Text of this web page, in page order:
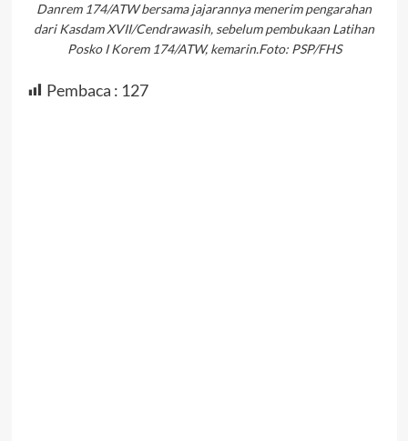
Danrem 174/ATW bersama jajarannya menerim pengarahan
dari Kasdam XVII/Cendrawasih, sebelum pembukaan Latihan
Posko I Korem 174/ATW, kemarin.Foto: PSP/FHS
Pembaca : 127